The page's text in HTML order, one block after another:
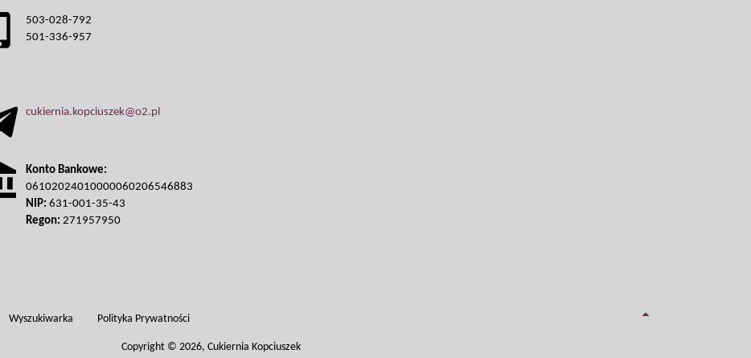
503-028-792
501-336-957
cukiernia.kopciuszek@o2.pl
Konto Bankowe:
06102024010000060206546883
NIP: 631-001-35-43
Regon: 271957950
Wyszukiwarka Polityka Prywatności
Copyright © 2026, Cukiernia Kopciuszek